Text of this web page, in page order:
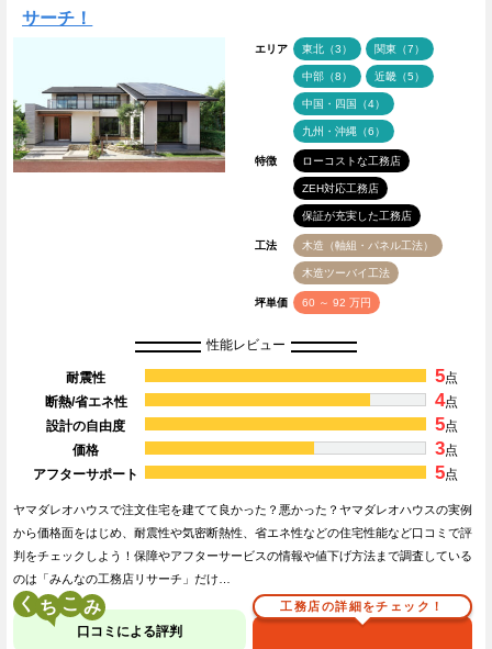
サーチ！
エリア 東北（3） 関東（7）
中部（8） 近畿（5）
中国・四国（4）
九州・沖縄（6）
特徴 ローコストな工務店
ZEH対応工務店
保証が充実した工務店
工法 木造（軸組・パネル工法）
木造ツーバイ工法
坪単価 60 ～ 92 万円
性能レビュー
耐震性 5点
断熱/省エネ性
4点
設計の自由度
5点
価格
3点
アフターサポート
5点
ヤマダレオハウスで注文住宅を建てて良かった？悪かった？ヤマダレオハウスの実例
から価格面をはじめ、耐震性や気密断熱性、省エネ性などの住宅性能など口コミで評
判をチェックしよう！保障やアフターサービスの情報や値下げ方法まで調査している
のは「みんなの工務店リサーチ」だけ…
く こ
口コミによる評判
工務店の詳細をチェック！